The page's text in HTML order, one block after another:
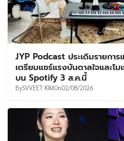
JYP Podcast ประเดิมรายการ
เตรียมแชร์แรงบันดาลใจและโ
บน Spotify 3 ส.ค.นี้
BySVVEET KIMOn02/08/2026